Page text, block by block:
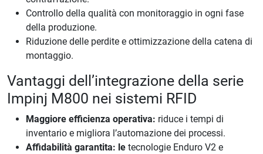
Controllo della qualità con monitoraggio in ogni fase
della produzione.
Riduzione delle perdite e ottimizzazione della catena di
montaggio.
Vantaggi dell’integrazione della serie
Impinj M800 nei sistemi RFID
Maggiore efficienza operativa: riduce i tempi di
inventario e migliora l’automazione dei processi.
Affidabilità garantita: le tecnologie Enduro V2 e